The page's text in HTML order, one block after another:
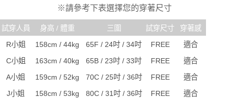
※請參考下表選擇您的穿著尺寸
試穿人員 身高 / 體重 三圍 試穿尺寸
穿著感
R小姐
158cm / 44kg 65F / 24吋 / 34吋 FREE
適合
C小姐
163cm / 40kg 65B / 23吋 / 33吋 FREE
適合
A小姐
159cm / 52kg 70C / 25吋 / 36吋 FREE
適合
J小姐
158cm / 53kg 80C / 31吋 / 36吋 FREE
適合